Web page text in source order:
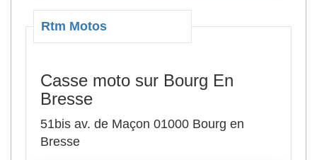
Rtm Motos
Casse moto sur Bourg En
Bresse
51bis av. de Maçon 01000 Bourg en
Bresse